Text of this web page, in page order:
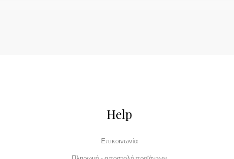
Help
Επικοινωνία